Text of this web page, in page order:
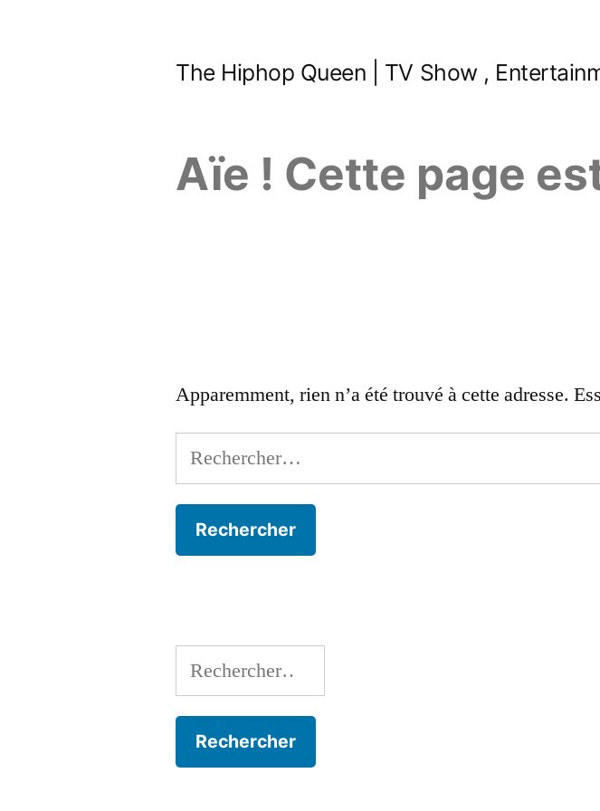
The Hiphop Queen | TV Show ,
Aïe ! Cette page
Apparemment, rien n’a été trouvé à cette adresse.
Rechercher :
Rechercher :